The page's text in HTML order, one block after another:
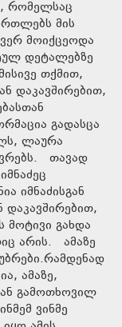
რომელსაც
მის
მოიქცეოდა
დეტალებზე
თქმით,
დაკავშირებით,
გადასცა
ლაურა
თავად
იმნაძისგან
დაკავშირებით,
მოტივი გახდა
არის. ამაზე
ამაზე,
გამოთხოვილ
ვინმე